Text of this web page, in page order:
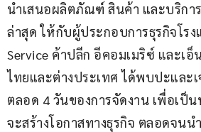
นำเสนอผลิตภัณฑ์ สินค้า และบริกา
ล่าสุด ให้กับผู้ประกอบการธุรกิจโรง
Service ค้าปลีก อีคอมเมริซ์ และเอ็
ไทยและต่างประเทศ ได้พบปะและเ
ตลอด 4 วันของการจัดงาน เพื่อเป็
จะสร้างโอกาสทางธุรกิจ ตลอดจน